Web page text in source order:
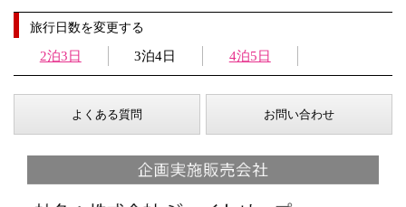
旅行日数を変更する
2泊3日 3泊4日 4泊5日
よくある質問 お問い合わせ